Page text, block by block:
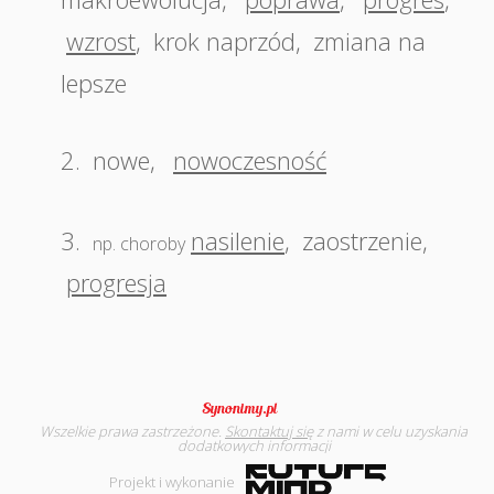
wzrost, krok naprzód, zmiana na
lepsze
2. nowe, nowoczesność
3. np. choroby nasilenie, zaostrzenie,
progresja
Wszelkie prawa zastrzeżone. Skontaktuj sięz nami w celu uzyskania
dodatkowych informacji
Projekt i wykonanie